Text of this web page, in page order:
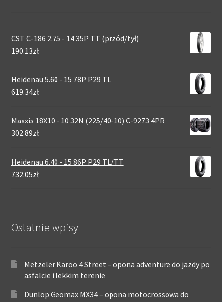
CST C-186 2.75 - 14 35P TT (przód/tył)
190.13zł
Heidenau 5.60 - 15 78P P29 TL
619.34zł
Maxxis 18X10 - 10 32N (225/40-10) C-9273 4PR
302.89zł
Heidenau 6.40 - 15 86P P29 TL/TT
732.05zł
Ostatnie wpisy
Metzeler Karoo 4 Street – opona adventure do jazdy po
asfalcie i lekkim terenie
Dunlop Geomax MX34 – opona motocrossowa do